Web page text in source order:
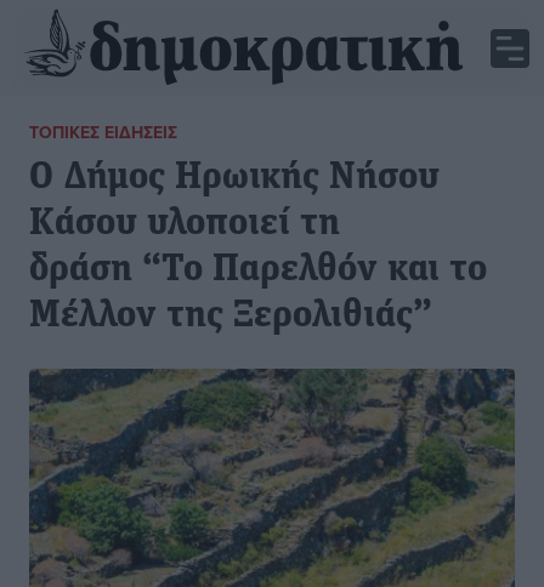
ΤΟΠΙΚΈΣ ΕΙΔΉΣΕΙΣ
Ο Δήμος Ηρωικής Νήσου
Κάσου υλοποιεί τη
δράση “Το Παρελθόν και το
Μέλλον της Ξερολιθιάς”